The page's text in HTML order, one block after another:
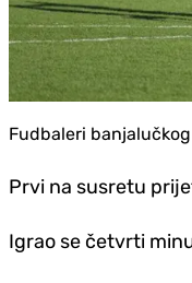
Fudbaleri
Prvi na susretu
Igrao se četvrti